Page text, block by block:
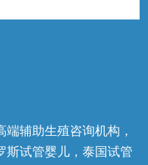
辅助生殖咨询机构，
斯试管婴儿，泰国试管